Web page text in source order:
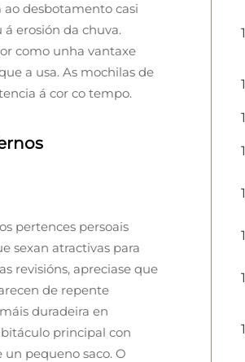
ao desbotamento casi
erosión da chuva.
como unha vantaxe
a usa. As mochilas de
á cor co tempo.
pertences persoais
sexan atractivas para
revisións, apreciase que
de repente
duradeira en
principal con
pequeno saco. O